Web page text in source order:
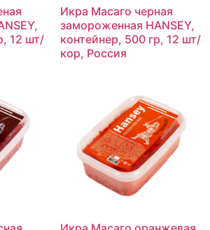
12 шт/
Икра Масаго черная
замороженная HANSEY,
контейнер, 500 гр, 12 шт/
кор, Россия